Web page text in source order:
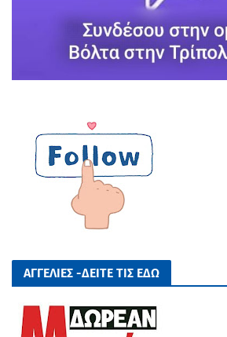
ΑΓΓΕΛΙΕΣ -ΔΕΙΤΕ ΤΙΣ ΕΔΩ